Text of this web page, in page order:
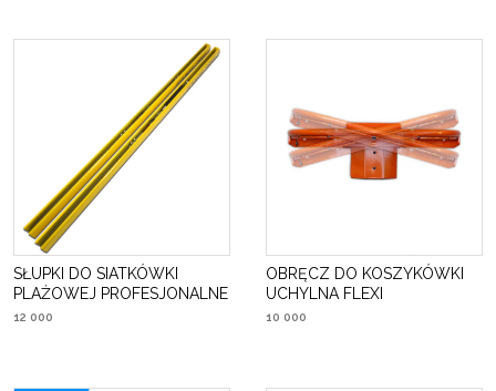
SŁUPKI DO SIATKÓWKI
PLAŻOWEJ PROFESJONALNE
12 000
OBRĘCZ DO KOSZYKÓWKI
UCHYLNA FLEXI
10 000